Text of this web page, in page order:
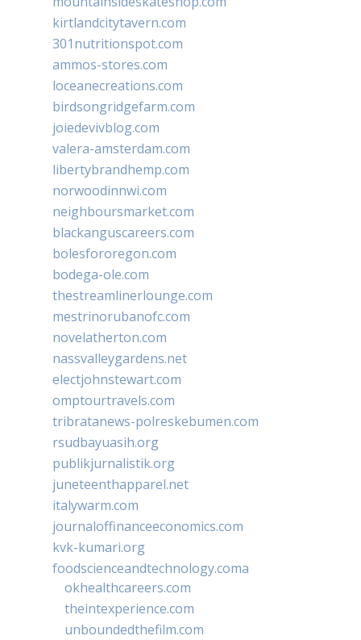
kirtlandcitytavern.com
301nutritionspot.com
ammos-stores.com
loceanecreations.com
birdsongridgefarm.com
joiedevivblog.com
valera-amsterdam.com
libertybrandhemp.com
norwoodinnwi.com
neighboursmarket.com
blackanguscareers.com
bolesfororegon.com
bodega-ole.com
thestreamlinerlounge.com
mestrinorubanofc.com
novelatherton.com
nassvalleygardens.net
electjohnstewart.com
omptourtravels.com
tribratanews-polreskebumen.com
rsudbayuasih.org
publikjurnalistik.org
juneteenthapparel.net
italywarm.com
journaloffinanceeconomics.com
kvk-kumari.org
foodscienceandtechnology.coma
okhealthcareers.com
theintexperience.com
unboundedthefilm.com